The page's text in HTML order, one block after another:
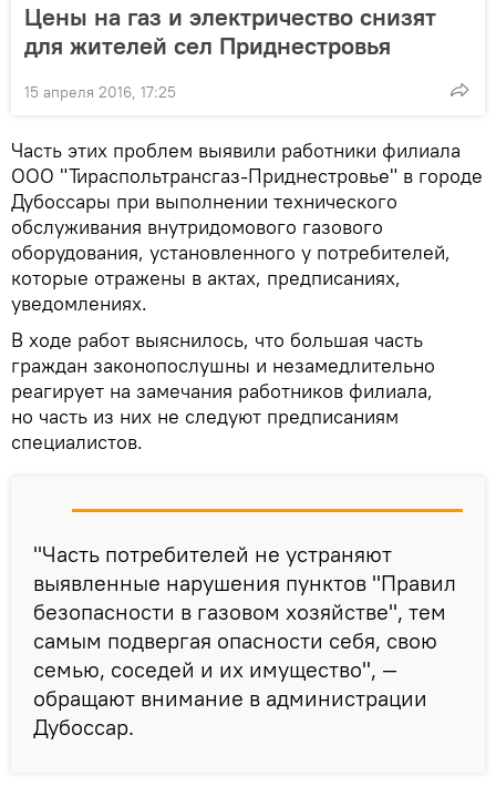
Цены на газ и электричество снизят
для жителей сел Приднестровья
15 апреля 2016, 17:25
Часть этих проблем выявили работники филиала
ООО "Тираспольтрансгаз-Приднестровье" в городе
Дубоссары при выполнении технического
обслуживания внутридомового газового
оборудования, установленного у потребителей,
которые отражены в актах, предписаниях,
уведомлениях.
В ходе работ выяснилось, что большая часть
граждан законопослушны и незамедлительно
реагирует на замечания работников филиала,
но часть из них не следуют предписаниям
специалистов.
"Часть потребителей не устраняют
выявленные нарушения пунктов "Правил
безопасности в газовом хозяйстве", тем
самым подвергая опасности себя, свою
семью, соседей и их имущество", —
обращают внимание в администрации
Дубоссар.